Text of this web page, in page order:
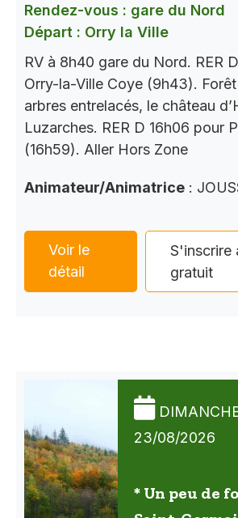
Rendez-vous : gare du Nord
Départ : Orry la Ville
RV à 8h40 gare du Nord. RER
Orry-la-Ville Coye (9h43).
arbres entrelacés, le château
Luzarches. RER D 16h06 pour
(16h59). Aller Hors Zone
Animateur/Animatrice :
Voir le
détail
S'inscrire
gratuit
23/08/2026
* Un peu de